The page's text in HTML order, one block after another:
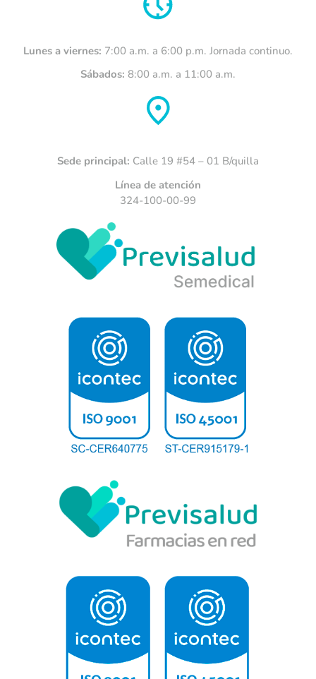
Lunes a viernes: 7:00 a.m. a 6:00 p.m. Jornada continuo.
Sábados: 8:00 a.m. a 11:00 a.m.
Sede principal: Calle 19 #54 – 01 B/quilla
Línea de atención
324-100-00-99